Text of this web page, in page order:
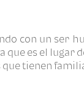
con un ser
es el lugar
tienen